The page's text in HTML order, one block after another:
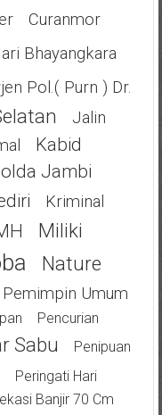
Curanmor
Bhayangkara
Pol.( Purn ) Dr.
Jalin
Kabid
Jambi
Kriminal
Miliki
Nature
Pemimpin Umum
Pencurian
Sabu
Penipuan
Peringati Hari
Banjir 70 Cm